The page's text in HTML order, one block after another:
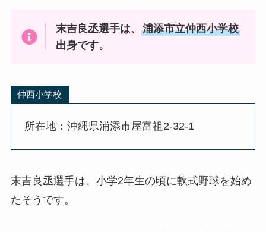
末吉良丞選手は、浦添市立仲西小学校
出身です。
仲西小学校
所在地：沖縄県浦添市屋富祖2-32-1
末吉良丞選手は、小学2年生の頃に軟式野球を始め
たそうです。